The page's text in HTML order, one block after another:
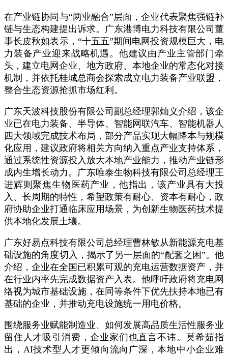
在产业链协同与“两业融合”层面，企业代表聚焦强链补
链与生态构建提出诉求。广东港博电力科技有限公司董
事长皮秋如表示，“十五五”期间电网投资规模巨大，电
力装备产业迎来战略机遇。他建议由产业主管部门牵
头，建立电网企业、地方政府、本地企业的常态化对接
机制，并依托桂城总商会探索成立电力装备产业联盟，
整合生态资源抢抓市场红利。
广东天波科技股份有限公司副总经理郭灿义介绍，该企
业已在电力装备、半导体、智能网联汽车、智能机器人
四大领域完成技术布局，部分产品实现大幅降本与规模
化应用，建议政府将相关方向纳入重点产业支持体系，
通过系统性资源投入放大本地产业能力，推动产业链形
成内生增长动力。广东唯泰生物科技有限公司总经理王
进辉则聚焦生物医药产业，他指出，该产业具有大投
入、长周期的特性，希望政策有耐心、资本有耐心，政
府协助企业打通临床应用场景，为创新生物医药技术提
供本地化发展土壤。
广东好易点科技有限公司总经理曹林敏从新能源充电基
础设施的角度切入，揭示了另一层面的“配套之困”。他
介绍，企业在全国已积累可观的充电运营数据资产，并
在行业内率先完成数据资产入表。他呼吁政府将充电网
络视为城市基础设施，在同等条件下优先扶持本地已有
基础的企业，并推动充电设施统一用电价格。
围绕服务业赋能制造业、如何发展高品质生活性服务业
留住人才吸引消费，企业家们也直言不讳。莫希茹指
出，AI技术型人才更倾向流向广深，本地中小企业难